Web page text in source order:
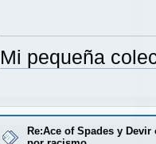
Mi pequeña
Re:Ace of Spades y